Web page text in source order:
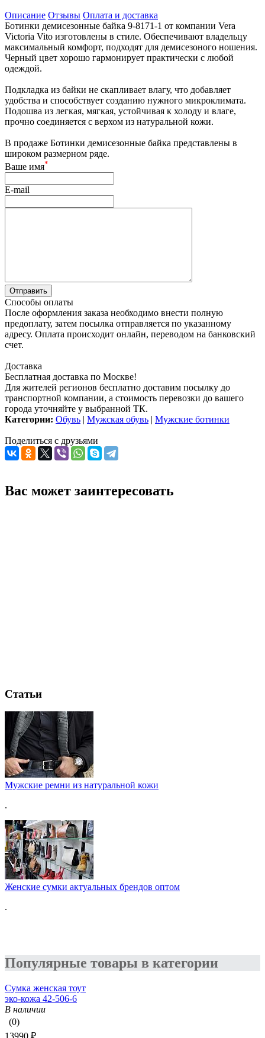
Описание Отзывы Оплата и доставка
Ботинки демисезонные байка 9-8171-1 от компании Vera
Victoria Vito изготовлены в стиле. Обеспечивают владельцу
максимальный комфорт, подходят для демисезоного ношения.
Черный цвет хорошо гармонирует практически с любой
одеждой.
Подкладка из байки не скапливает влагу, что добавляет
удобства и способствует созданию нужного микроклимата.
Подошва из легкая, мягкая, устойчивая к холоду и влаге,
прочно соединяется с верхом из натуральной кожи.
В продаже Ботинки демисезонные байка представлены в
широком размерном ряде.
Ваше имя*
E-mail
Способы оплаты
После оформления заказа необходимо внести полную
предоплату, затем посылка отправляется по указанному
адресу. Оплата происходит онлайн, переводом на банковский
счет.
Доставка
Бесплатная доставка по Москве!
Для жителей регионов бесплатно доставим посылку до
транспортной компании, а стоимость перевозки до вашего
города уточняйте у выбранной ТК.
Категории: Обувь | Мужская обувь | Мужские ботинки
Поделиться с друзьями
Вас может заинтересовать
Статьи
Мужские ремни из натуральной кожи
.
Женские сумки актуальных брендов оптом
.
Популярные товары в категории
Сумка женская тоут
эко-кожа 42-506-6
В наличии
(0)